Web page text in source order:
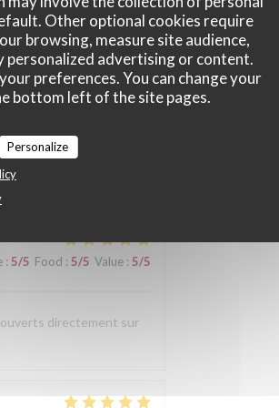
Other optional cookies require
browsing, measure site audience,
advertising or content.
preferences. You can change your
bottom left of the site pages.
Personalize
: 5/5 Food:5/5 Value:5/5
sur les mets très
vivement cette
: 5/5 Food : 5/5 Value: 5/5
directement sur